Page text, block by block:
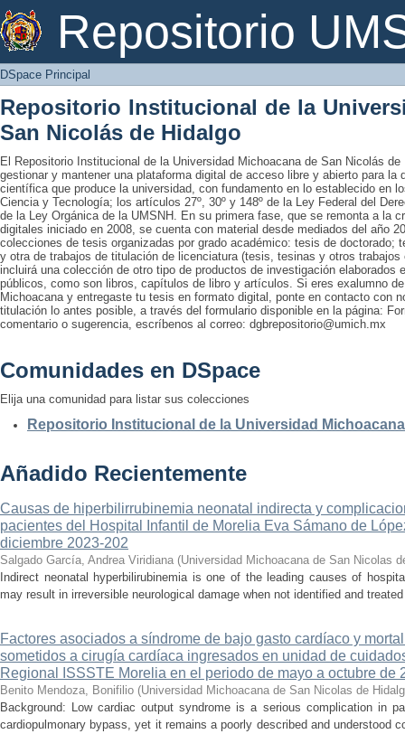
Repositorio
DSpace Principal
DSpace Principal
Repositorio Institucional de la
San Nicolás de Hidalgo
El Repositorio Institucional de la Universidad Michoacana de San Nicolás
gestionar y mantener una plataforma digital de acceso libre y abierto para la
científica que produce la universidad, con fundamento en lo establecido en
Ciencia y Tecnología; los artículos 27º, 30º y 148º de la Ley Federal del
de la Ley Orgánica de la UMSNH. En su primera fase, que se remonta a la
digitales iniciado en 2008, se cuenta con material desde mediados del año
colecciones de tesis organizadas por grado académico: tesis de doctorado;
y otra de trabajos de titulación de licenciatura (tesis, tesinas y otros
incluirá una colección de otro tipo de productos de investigación elaborados
públicos, como son libros, capítulos de libro y artículos. Si eres exalumno
Michoacana y entregaste tu tesis en formato digital, ponte en contacto con
titulación lo antes posible, a través del formulario disponible en la página:
comentario o sugerencia, escríbenos al correo: dgbrepositorio@umich.mx
Comunidades en DSpace
Elija una comunidad para listar sus colecciones
Repositorio Institucional de la Universidad
Añadido Recientemente
Causas de hiperbilirrubinemia neonatal indirecta y
pacientes del Hospital Infantil de Morelia Eva Sámano de
diciembre 2023-202
Salgado García, Andrea Viridiana (Universidad Michoacana de San Nicolas
Indirect neonatal hyperbilirubinemia is one of the leading causes of
may result in irreversible neurological damage when not identified and
Factores asociados a síndrome de bajo gasto cardíaco y
sometidos a cirugía cardíaca ingresados en unidad de
Regional ISSSTE Morelia en el periodo de mayo a octubre de
Benito Mendoza, Bonifilio (Universidad Michoacana de San Nicolas de
Background: Low cardiac output syndrome is a serious complication in
cardiopulmonary bypass, yet it remains a poorly described and understood